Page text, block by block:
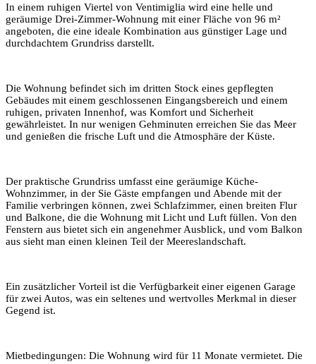
In einem ruhigen Viertel von Ventimiglia wird eine helle und
geräumige Drei-Zimmer-Wohnung mit einer Fläche von 96 m²
angeboten, die eine ideale Kombination aus günstiger Lage und
durchdachtem Grundriss darstellt.
Die Wohnung befindet sich im dritten Stock eines gepflegten
Gebäudes mit einem geschlossenen Eingangsbereich und einem
ruhigen, privaten Innenhof, was Komfort und Sicherheit
gewährleistet. In nur wenigen Gehminuten erreichen Sie das Meer
und genießen die frische Luft und die Atmosphäre der Küste.
Der praktische Grundriss umfasst eine geräumige Küche-
Wohnzimmer, in der Sie Gäste empfangen und Abende mit der
Familie verbringen können, zwei Schlafzimmer, einen breiten Flur
und Balkone, die die Wohnung mit Licht und Luft füllen. Von den
Fenstern aus bietet sich ein angenehmer Ausblick, und vom Balkon
aus sieht man einen kleinen Teil der Meereslandschaft.
Ein zusätzlicher Vorteil ist die Verfügbarkeit einer eigenen Garage
für zwei Autos, was ein seltenes und wertvolles Merkmal in dieser
Gegend ist.
Mietbedingungen: Die Wohnung wird für 11 Monate vermietet. Die